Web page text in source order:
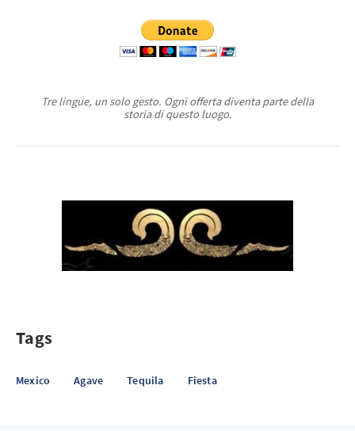
Tre lingue, un solo gesto. Ogni offerta diventa parte della
storia di questo luogo.
Tags
Mexico Agave Tequila Fiesta